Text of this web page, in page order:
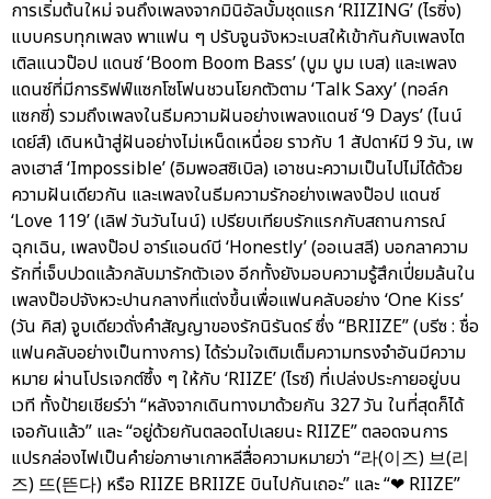
การเริ่มต้นใหม่ จนถึงเพลงจากมินิอัลบั้มชุดแรก ‘RIIZING’ (ไรซิ่ง)
แบบครบทุกเพลง พาแฟน ๆ ปรับจูนจังหวะเบสให้เข้ากันกับเพลงไต
เติลแนวป๊อป แดนซ์ ‘Boom Boom Bass’ (บูม บูม เบส) และเพลง
แดนซ์ที่มีการริฟฟ์แซกโซโฟนชวนโยกตัวตาม ‘Talk Saxy’ (ทอล์ก
แซกซี่) รวมถึงเพลงในธีมความฝันอย่างเพลงแดนซ์ ‘9 Days’ (ไนน์
เดย์ส์) เดินหน้าสู่ฝันอย่างไม่เหน็ดเหนื่อย ราวกับ 1 สัปดาห์มี 9 วัน, เพ
ลงเฮาส์ ‘Impossible’ (อิมพอสซิเบิล) เอาชนะความเป็นไปไม่ได้ด้วย
ความฝันเดียวกัน และเพลงในธีมความรักอย่างเพลงป๊อป แดนซ์
‘Love 119’ (เลิฟ วันวันไนน์) เปรียบเทียบรักแรกกับสถานการณ์
ฉุกเฉิน, เพลงป๊อป อาร์แอนด์บี ‘Honestly’ (ออเนสลี) บอกลาความ
รักที่เจ็บปวดแล้วกลับมารักตัวเอง อีกทั้งยังมอบความรู้สึกเปี่ยมล้นใน
เพลงป๊อปจังหวะปานกลางที่แต่งขึ้นเพื่อแฟนคลับอย่าง ‘One Kiss’
(วัน คิส) จูบเดียวดั่งคำสัญญาของรักนิรันดร์ ซึ่ง “BRIIZE” (บรีซ : ชื่อ
แฟนคลับอย่างเป็นทางการ) ได้ร่วมใจเติมเต็มความทรงจำอันมีความ
หมาย ผ่านโปรเจกต์ซึ้ง ๆ ให้กับ ‘RIIZE’ (ไรซ์) ที่เปล่งประกายอยู่บน
เวที ทั้งป้ายเชียร์ว่า “หลังจากเดินทางมาด้วยกัน 327 วัน ในที่สุดก็ได้
เจอกันแล้ว” และ “อยู่ด้วยกันตลอดไปเลยนะ RIIZE” ตลอดจนการ
แปรกล่องไฟเป็นคำย่อภาษาเกาหลีสื่อความหมายว่า “라(이즈) 브(리
즈) 뜨(뜬다) หรือ RIIZE BRIIZE บินไปกันเถอะ” และ “❤ RIIZE”